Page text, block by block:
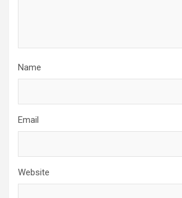
Name
Email
Website